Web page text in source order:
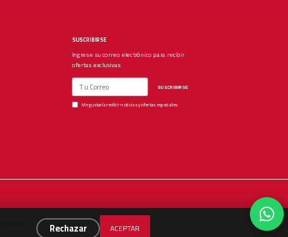
SUSCRIBIRSE
Ingrese su correo electrónico para recibir
ofertas exclusivas
SUSCRIBIRSE
Me gustaría recibir noticias y ofertas especiales.
Rechazar ACEPTAR